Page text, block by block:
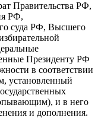
Правительства РФ,
РФ,
суда РФ, Высшего
Пре­зиденту РФ
в соответствии
установ­ленный
и в него
и дополнения.